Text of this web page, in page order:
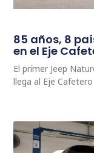
85 años, 8
en el Eje
El primer Jeep
llega al Eje